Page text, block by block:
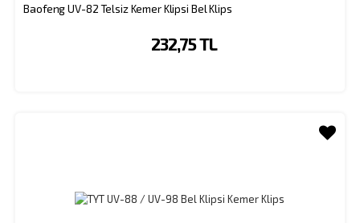
Baofeng UV-82 Telsiz Kemer Klipsi Bel Klips
232,75 TL